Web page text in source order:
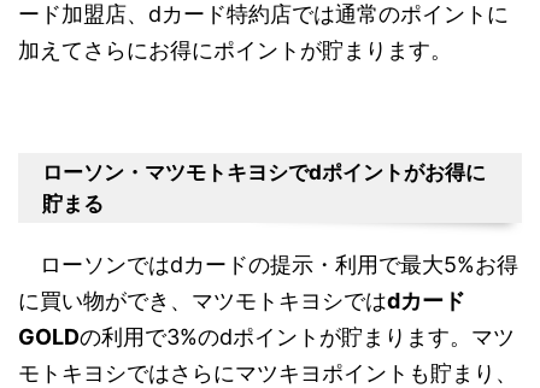
ード加盟店、dカード特約店では通常のポイントに
加えてさらにお得にポイントが貯まります。
ローソン・マツモトキヨシでdポイントがお得に
貯まる
ローソンではdカードの提示・利用で最大5%お得
に買い物ができ、マツモトキヨシではdカード
GOLDの利用で3%のdポイントが貯まります。マツ
モトキヨシではさらにマツキヨポイントも貯まり、